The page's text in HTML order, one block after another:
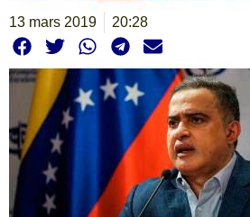
13 mars 2019 20:28